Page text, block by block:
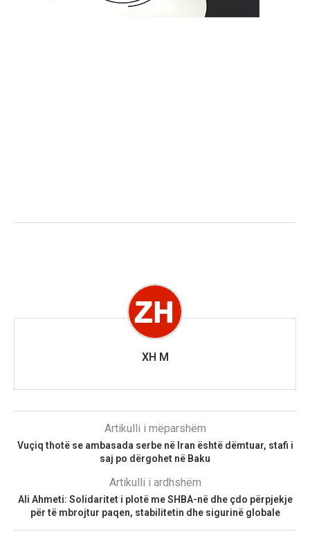
XH M
Artikulli i mëparshëm
Vuçiq thotë se ambasada serbe në Iran është dëmtuar, stafi i
saj po dërgohet në Baku
Artikulli i ardhshëm
Ali Ahmeti: Solidaritet i plotë me SHBA-në dhe çdo përpjekje
për të mbrojtur paqen, stabilitetin dhe sigurinë globale